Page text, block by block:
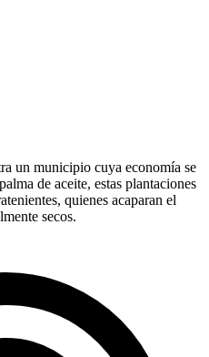
un municipio cuya economía se
de aceite, estas plantaciones
quienes acaparan el
secos.